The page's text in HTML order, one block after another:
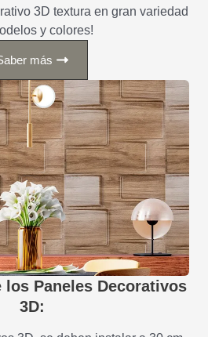
3D textura en gran variedad
y colores!
más
los Paneles Decorativos
3D: